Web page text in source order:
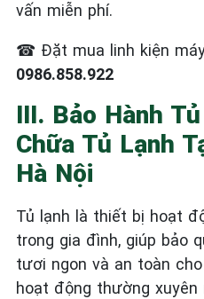
vấn miễn phí.
☎ Đặt mua linh kiện
0986.858.922
III. Bảo Hành
Chữa Tủ Lạnh
Hà Nội
Tủ lạnh là thiết bị hoạt
trong gia đình, giúp bảo
tươi ngon và an toàn
hoạt động thường